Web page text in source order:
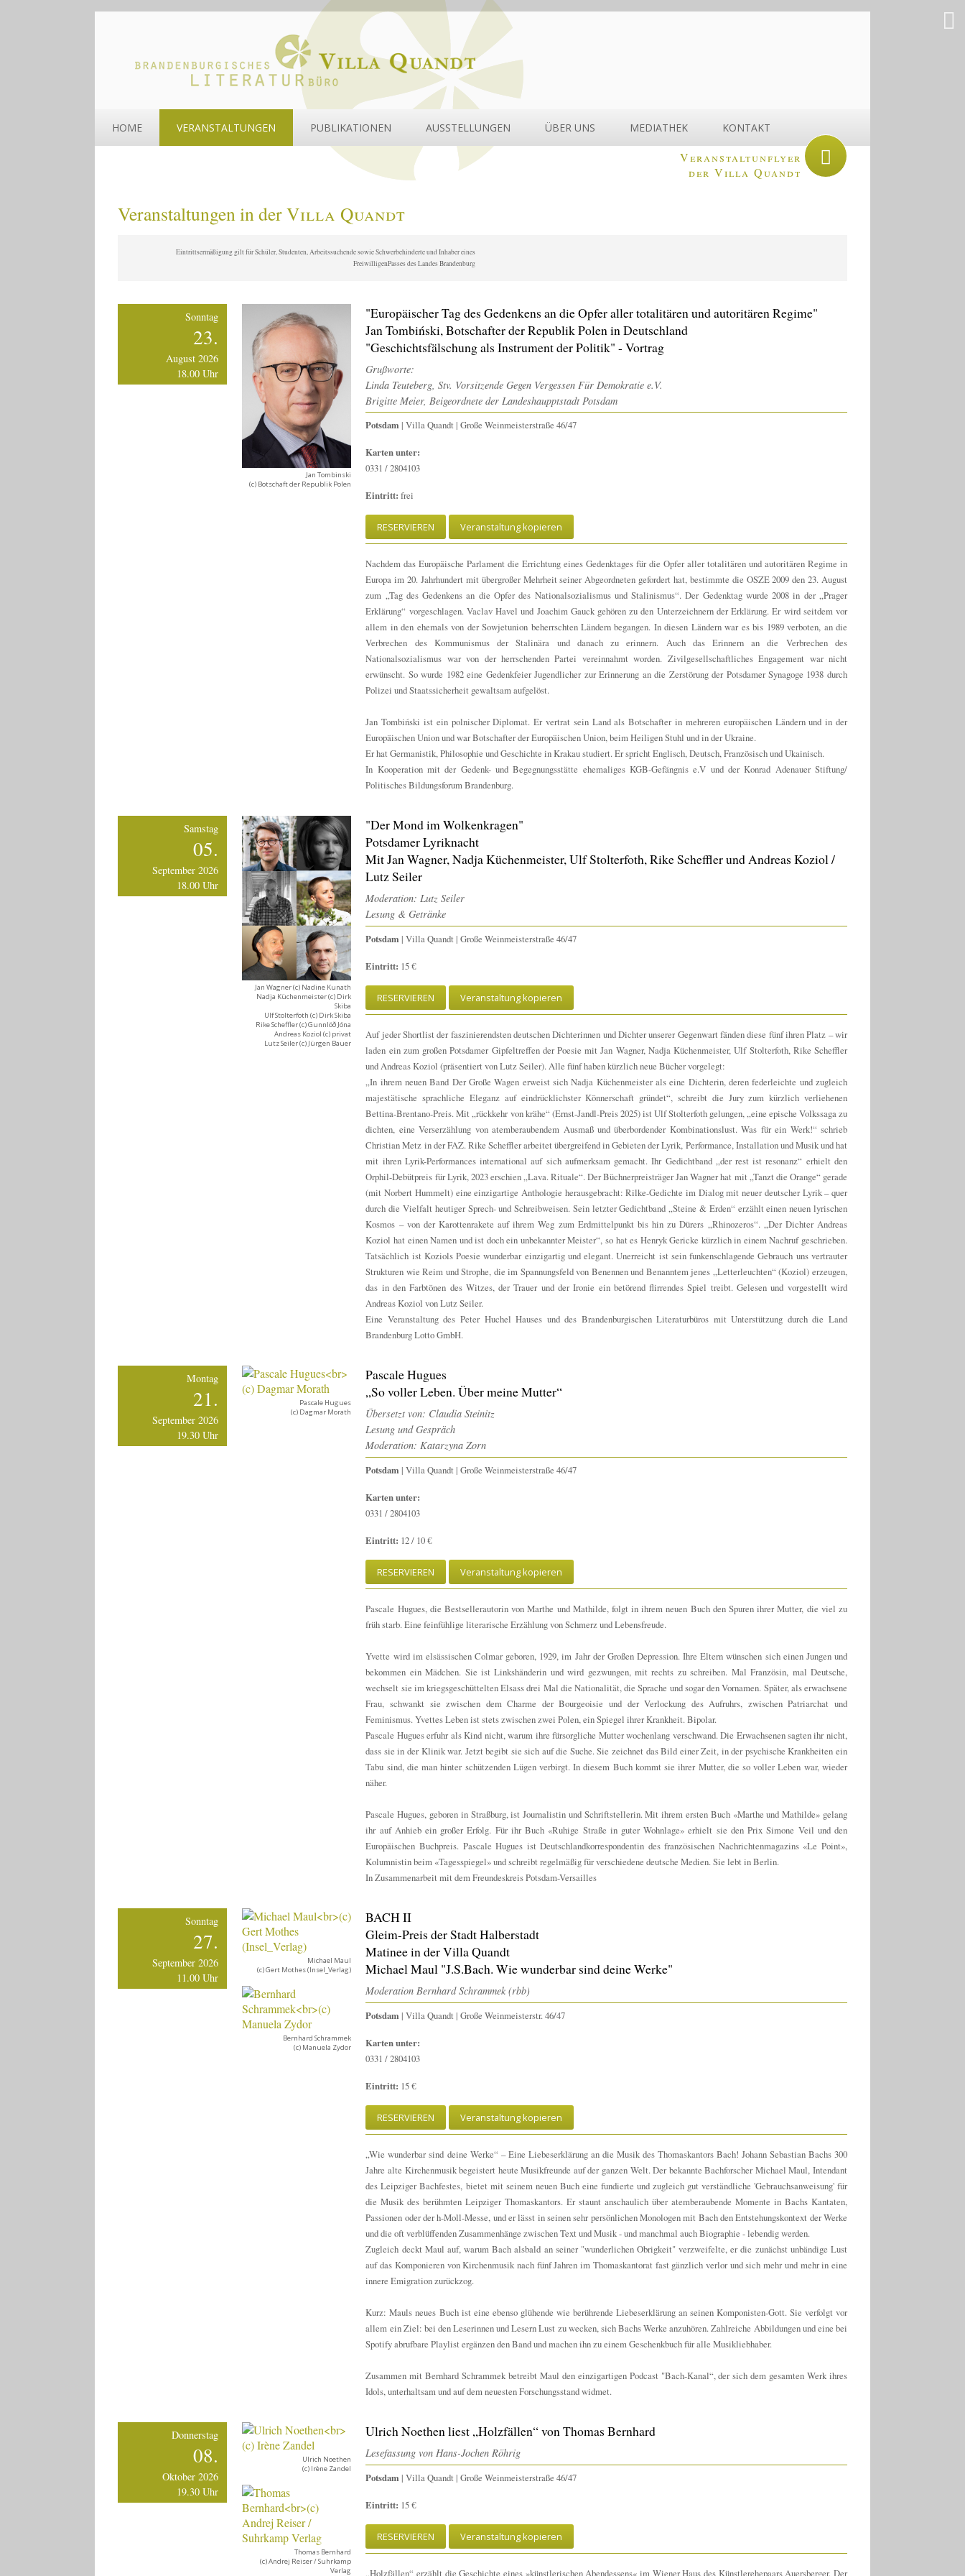
HOME VERANSTALTUNGEN PUBLIKATIONEN AUSSTELLUNGEN ÜBER UNS MEDIATHEK KONTAKT
Veranstaltunflyer
der Villa Quandt
Veranstaltungen in derVilla Quandt
Eintrittsermäßigung gilt für Schüler, Studenten, Arbeitssuchende sowie Schwerbehinderte und Inhaber eines
FreiwilligenPasses des Landes Brandenburg
Sonntag
23.
August 2026
18.00 Uhr
Jan Tombinski
(c) Botschaft der Republik Polen
"Europäischer Tag des Gedenkens an die Opfer aller totalitären und autoritären Regime"
Jan Tombiński, Botschafter der Republik Polen in Deutschland
"Geschichtsfälschung als Instrument der Politik" - Vortrag
Grußworte:
Linda Teuteberg, Stv. Vorsitzende Gegen Vergessen Für Demokratie e.V.
Brigitte Meier, Beigeordnete der Landeshaupptstadt Potsdam
Potsdam | Villa Quandt | Große Weinmeisterstraße 46/47
Karten unter:
0331 / 2804103
Eintritt: frei
RESERVIEREN Veranstaltung kopieren
Nachdem das Europäische Parlament die Errichtung eines Gedenktages für die Opfer aller totalitären und autoritären Regime in
Europa im 20. Jahrhundert mit übergroßer Mehrheit seiner Abgeordneten gefordert hat, bestimmte die OSZE 2009 den 23. August
zum „Tag des Gedenkens an die Opfer des Nationalsozialismus und Stalinismus“. Der Gedenktag wurde 2008 in der „Prager
Erklärung“ vorgeschlagen. Vaclav Havel und Joachim Gauck gehören zu den Unterzeichnern der Erklärung. Er wird seitdem vor
allem in den ehemals von der Sowjetunion beherrschten Ländern begangen. In diesen Ländern war es bis 1989 verboten, an die
Verbrechen des Kommunismus der Stalinära und danach zu erinnern. Auch das Erinnern an die Verbrechen des
Nationalsozialismus war von der herrschenden Partei vereinnahmt worden. Zivilgesellschaftliches Engagement war nicht
erwünscht. So wurde 1982 eine Gedenkfeier Jugendlicher zur Erinnerung an die Zerstörung der Potsdamer Synagoge 1938 durch
Polizei und Staatssicherheit gewaltsam aufgelöst.
Jan Tombiński ist ein polnischer Diplomat. Er vertrat sein Land als Botschafter in mehreren europäischen Ländern und in der
Europäischen Union und war Botschafter der Europäischen Union, beim Heiligen Stuhl und in der Ukraine.
Er hat Germanistik, Philosophie und Geschichte in Krakau studiert. Er spricht Englisch, Deutsch, Französisch und Ukainisch.
In Kooperation mit der Gedenk- und Begegnungsstätte ehemaliges KGB-Gefängnis e.V und der Konrad Adenauer Stiftung/
Politisches Bildungsforum Brandenburg.
Samstag
05.
September 2026
18.00 Uhr
Jan Wagner (c) Nadine Kunath
Nadja Küchenmeister (c) Dirk
Skiba
Ulf Stolterfoth (c) Dirk Skiba
Rike Scheffler (c) Gunnlöð Jóna
Andreas Koziol (c) privat
Lutz Seiler (c) Jürgen Bauer
"Der Mond im Wolkenkragen"
Potsdamer Lyriknacht
Mit Jan Wagner, Nadja Küchenmeister, Ulf Stolterfoth, Rike Scheffler und Andreas Koziol /
Lutz Seiler
Moderation: Lutz Seiler
Lesung & Getränke
Potsdam | Villa Quandt | Große Weinmeisterstraße 46/47
Eintritt: 15 €
RESERVIEREN Veranstaltung kopieren
Auf jeder Shortlist der faszinierendsten deutschen Dichterinnen und Dichter unserer Gegenwart fänden diese fünf ihren Platz – wir
laden ein zum großen Potsdamer Gipfeltreffen der Poesie mit Jan Wagner, Nadja Küchenmeister, Ulf Stolterfoth, Rike Scheffler
und Andreas Koziol (präsentiert von Lutz Seiler). Alle fünf haben kürzlich neue Bücher vorgelegt:
„In ihrem neuen Band Der Große Wagen erweist sich Nadja Küchenmeister als eine Dichterin, deren federleichte und zugleich
majestätische sprachliche Eleganz auf eindrücklichster Könnerschaft gründet“, schreibt die Jury zum kürzlich verliehenen
Bettina-Brentano-Preis. Mit „rückkehr von krähe“ (Ernst-Jandl-Preis 2025) ist Ulf Stolterfoth gelungen, „eine epische Volkssaga zu
dichten, eine Verserzählung von atemberaubendem Ausmaß und überbordender Kombinationslust. Was für ein Werk!“ schrieb
Christian Metz in der FAZ. Rike Scheffler arbeitet übergreifend in Gebieten der Lyrik, Performance, Installation und Musik und hat
mit ihren Lyrik-Performances international auf sich aufmerksam gemacht. Ihr Gedichtband „der rest ist resonanz“ erhielt den
Orphil-Debütpreis für Lyrik, 2023 erschien „Lava. Rituale“. Der Büchnerpreisträger Jan Wagner hat mit „Tanzt die Orange“ gerade
(mit Norbert Hummelt) eine einzigartige Anthologie herausgebracht: Rilke-Gedichte im Dialog mit neuer deutscher Lyrik – quer
durch die Vielfalt heutiger Sprech- und Schreibweisen. Sein letzter Gedichtband „Steine & Erden“ erzählt einen neuen lyrischen
Kosmos – von der Karottenrakete auf ihrem Weg zum Erdmittelpunkt bis hin zu Dürers „Rhinozeros“. „Der Dichter Andreas
Koziol hat einen Namen und ist doch ein unbekannter Meister“, so hat es Henryk Gericke kürzlich in einem Nachruf geschrieben.
Tatsächlich ist Koziols Poesie wunderbar einzigartig und elegant. Unerreicht ist sein funkenschlagende Gebrauch uns vertrauter
Strukturen wie Reim und Strophe, die im Spannungsfeld von Benennen und Benanntem jenes „Letterleuchten“ (Koziol) erzeugen,
das in den Farbtönen des Witzes, der Trauer und der Ironie ein betörend flirrendes Spiel treibt. Gelesen und vorgestellt wird
Andreas Koziol von Lutz Seiler.
Eine Veranstaltung des Peter Huchel Hauses und des Brandenburgischen Literaturbüros mit Unterstützung durch die Land
Brandenburg Lotto GmbH.
Montag
21.
September 2026
19.30 Uhr
Pascale Hugues
(c) Dagmar Morath
Pascale Hugues
„So voller Leben. Über meine Mutter“
Übersetzt von: Claudia Steinitz
Lesung und Gespräch
Moderation: Katarzyna Zorn
Potsdam | Villa Quandt | Große Weinmeisterstraße 46/47
Karten unter:
0331 / 2804103
Eintritt: 12 / 10 €
RESERVIEREN Veranstaltung kopieren
Pascale Hugues, die Bestsellerautorin von Marthe und Mathilde, folgt in ihrem neuen Buch den Spuren ihrer Mutter, die viel zu
früh starb. Eine feinfühlige literarische Erzählung von Schmerz und Lebensfreude.
Yvette wird im elsässischen Colmar geboren, 1929, im Jahr der Großen Depression. Ihre Eltern wünschen sich einen Jungen und
bekommen ein Mädchen. Sie ist Linkshänderin und wird gezwungen, mit rechts zu schreiben. Mal Französin, mal Deutsche,
wechselt sie im kriegsgeschüttelten Elsass drei Mal die Nationalität, die Sprache und sogar den Vornamen. Später, als erwachsene
Frau, schwankt sie zwischen dem Charme der Bourgeoisie und der Verlockung des Aufruhrs, zwischen Patriarchat und
Feminismus. Yvettes Leben ist stets zwischen zwei Polen, ein Spiegel ihrer Krankheit. Bipolar.
Pascale Hugues erfuhr als Kind nicht, warum ihre fürsorgliche Mutter wochenlang verschwand. Die Erwachsenen sagten ihr nicht,
dass sie in der Klinik war. Jetzt begibt sie sich auf die Suche. Sie zeichnet das Bild einer Zeit, in der psychische Krankheiten ein
Tabu sind, die man hinter schützenden Lügen verbirgt. In diesem Buch kommt sie ihrer Mutter, die so voller Leben war, wieder
näher.
Pascale Hugues, geboren in Straßburg, ist Journalistin und Schriftstellerin. Mit ihrem ersten Buch «Marthe und Mathilde» gelang
ihr auf Anhieb ein großer Erfolg. Für ihr Buch «Ruhige Straße in guter Wohnlage» erhielt sie den Prix Simone Veil und den
Europäischen Buchpreis. Pascale Hugues ist Deutschlandkorrespondentin des französischen Nachrichtenmagazins «Le Point»,
Kolumnistin beim «Tagesspiegel» und schreibt regelmäßig für verschiedene deutsche Medien. Sie lebt in Berlin.
In Zusammenarbeit mit dem Freundeskreis Potsdam-Versailles
Sonntag
27.
September 2026
11.00 Uhr
Michael Maul
(c) Gert Mothes (Insel_Verlag)
Bernhard Schrammek
(c) Manuela Zydor
BACH II
Gleim-Preis der Stadt Halberstadt
Matinee in der Villa Quandt
Michael Maul "J.S.Bach. Wie wunderbar sind deine Werke"
Moderation Bernhard Schrammek (rbb)
Potsdam | Villa Quandt | Große Weinmeisterstr. 46/47
Karten unter:
0331 / 2804103
Eintritt: 15 €
RESERVIEREN Veranstaltung kopieren
„Wie wunderbar sind deine Werke“ – Eine Liebeserklärung an die Musik des Thomaskantors Bach! Johann Sebastian Bachs 300
Jahre alte Kirchenmusik begeistert heute Musikfreunde auf der ganzen Welt. Der bekannte Bachforscher Michael Maul, Intendant
des Leipziger Bachfestes, bietet mit seinem neuen Buch eine fundierte und zugleich gut verständliche 'Gebrauchsanweisung' für
die Musik des berühmten Leipziger Thomaskantors. Er staunt anschaulich über atemberaubende Momente in Bachs Kantaten,
Passionen oder der h-Moll-Messe, und er lässt in seinen sehr persönlichen Monologen mit Bach den Entstehungskontext der Werke
und die oft verblüffenden Zusammenhänge zwischen Text und Musik - und manchmal auch Biographie - lebendig werden.
Zugleich deckt Maul auf, warum Bach alsbald an seiner "wunderlichen Obrigkeit" verzweifelte, er die zunächst unbändige Lust
auf das Komponieren von Kirchenmusik nach fünf Jahren im Thomaskantorat fast gänzlich verlor und sich mehr und mehr in eine
innere Emigration zurückzog.
Kurz: Mauls neues Buch ist eine ebenso glühende wie berührende Liebeserklärung an seinen Komponisten-Gott. Sie verfolgt vor
allem ein Ziel: bei den Leserinnen und Lesern Lust zu wecken, sich Bachs Werke anzuhören. Zahlreiche Abbildungen und eine bei
Spotify abrufbare Playlist ergänzen den Band und machen ihn zu einem Geschenkbuch für alle Musikliebhaber.
Zusammen mit Bernhard Schrammek betreibt Maul den einzigartigen Podcast "Bach-Kanal“, der sich dem gesamten Werk ihres
Idols, unterhaltsam und auf dem neuesten Forschungsstand widmet.
Donnerstag
08.
Oktober 2026
19.30 Uhr
Ulrich Noethen
(c) Irène Zandel
Thomas Bernhard
(c) Andrej Reiser / Suhrkamp
Verlag
Ulrich Noethen liest „Holzfällen“ von Thomas Bernhard
Lesefassung von Hans-Jochen Röhrig
Potsdam | Villa Quandt | Große Weinmeisterstraße 46/47
Eintritt: 15 €
RESERVIEREN Veranstaltung kopieren
„Holzfällen“ erzählt die Geschichte eines »künstlerischen Abendessens« im Wiener Haus des Künstlerehepaars Auersberger. Der